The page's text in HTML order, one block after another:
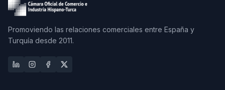
Promoviendo las relaciones comerciales entre España y
Turquía desde 2011.